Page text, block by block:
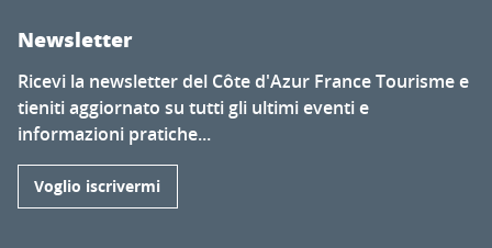
Newsletter
Ricevi la newsletter del Côte d'Azur France Tourisme e
tieniti aggiornato su tutti gli ultimi eventi e
informazioni pratiche...
Voglio iscrivermi